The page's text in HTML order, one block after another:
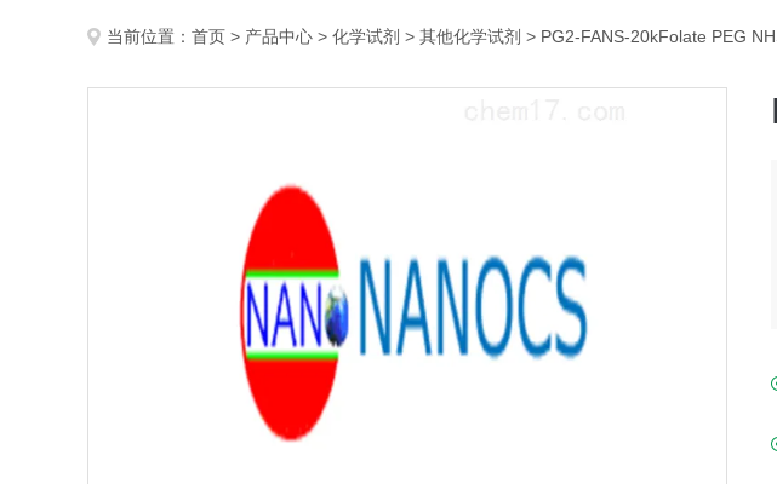
当前位置： 首页 > 产品中心 > 化学试剂 > 其他化学试剂 > PG2-FANS-20kFolate PEG